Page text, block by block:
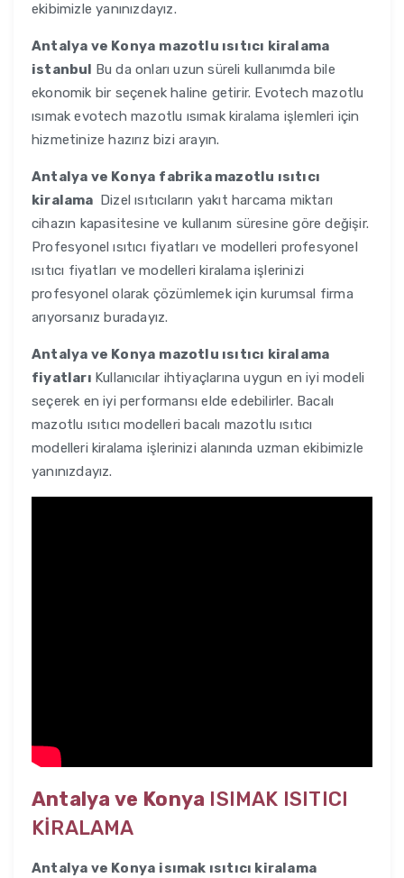
ekibimizle yanınızdayız.
Antalya ve Konya mazotlu ısıtıcı kiralama
istanbul Bu da onları uzun süreli kullanımda bile
ekonomik bir seçenek haline getirir. Evotech mazotlu
ısımak evotech mazotlu ısımak kiralama işlemleri için
hizmetinize hazırız bizi arayın.
Antalya ve Konya fabrika mazotlu ısıtıcı
kiralama Dizel ısıtıcıların yakıt harcama miktarı
cihazın kapasitesine ve kullanım süresine göre değişir.
Profesyonel ısıtıcı fiyatları ve modelleri profesyonel
ısıtıcı fiyatları ve modelleri kiralama işlerinizi
profesyonel olarak çözümlemek için kurumsal firma
arıyorsanız buradayız.
Antalya ve Konya mazotlu ısıtıcı kiralama
fiyatları Kullanıcılar ihtiyaçlarına uygun en iyi modeli
seçerek en iyi performansı elde edebilirler. Bacalı
mazotlu ısıtıcı modelleri bacalı mazotlu ısıtıcı
modelleri kiralama işlerinizi alanında uzman ekibimizle
yanınızdayız.
Antalya ve Konya ISIMAK ISITICI
KİRALAMA
Antalya ve Konya isımak ısıtıcı kiralama